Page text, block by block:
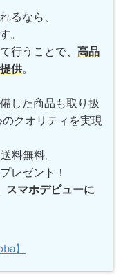
るなら、
。
行うことで、 高品
供。
した商品も取り扱
クオリティを実現
料無料。
レゼント！
スマホデビューに
】